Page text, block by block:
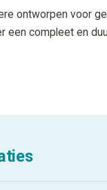
ontworpen voor
een compleet en